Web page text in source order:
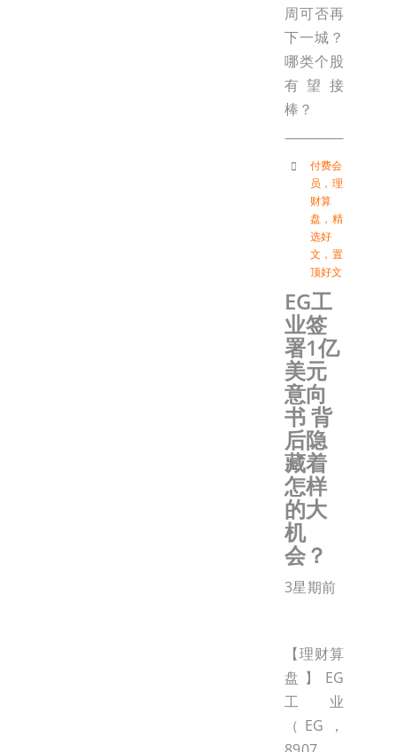
周可否再
下一城？
哪类个股
有望接
棒？
付费会
员 ， 理
财算
盘 ， 精
选好
文 ， 置
顶好文
EG工
业签
署1亿
美元
意向
书 背
后隐
藏着
怎样
的大
机
会？
3星期前
【理财算
盘】EG
工业
（EG，